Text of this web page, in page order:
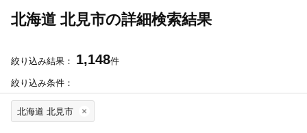
北海道 北見市の詳細検索結果
絞り込み結果： 1,148件
絞り込み条件：
北海道 北見市